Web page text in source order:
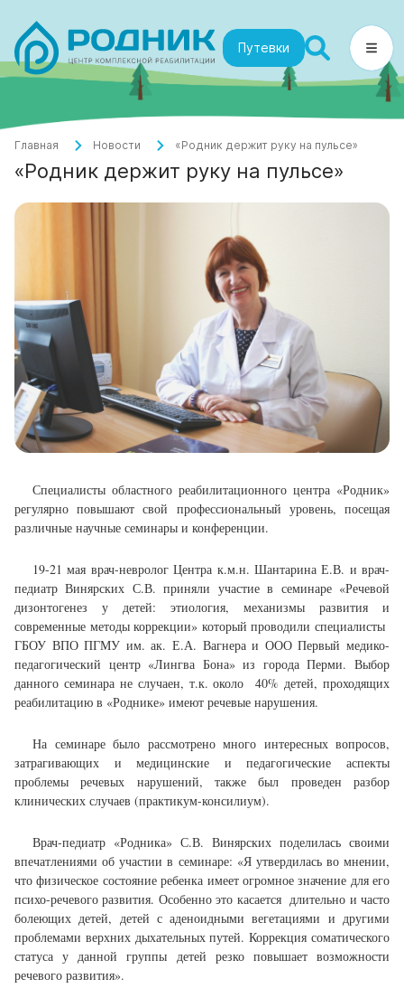
Путевки
Главная Новости «Родник держит руку на пульсе»
«Родник держит руку на пульсе»
Специалисты областного реабилитационного центра «Родник»
регулярно повышают свой профессиональный уровень, посещая
различные научные семинары и конференции.
19-21 мая врач-невролог Центра к.м.н. Шантарина Е.В. и врач-
педиатр Винярских С.В. приняли участие в семинаре «Речевой
дизонтогенез у детей: этиология, механизмы развития и
современные методы коррекции» который проводили специалисты
ГБОУ ВПО ПГМУ им. ак. Е.А. Вагнера и ООО Первый медико-
педагогический центр «Лингва Бона» из города Перми. Выбор
данного семинара не случаен, т.к. около 40% детей, проходящих
реабилитацию в «Роднике» имеют речевые нарушения.
На семинаре было рассмотрено много интересных вопросов,
затрагивающих и медицинские и педагогические аспекты
проблемы речевых нарушений, также был проведен разбор
клинических случаев (практикум-консилиум).
Врач-педиатр «Родника» С.В. Винярских поделилась своими
впечатлениями об участии в семинаре: «Я утвердилась во мнении,
что физическое состояние ребенка имеет огромное значение для его
психо-речевого развития. Особенно это касается длительно и часто
болеющих детей, детей с аденоидными вегетациями и другими
проблемами верхних дыхательных путей. Коррекция соматического
статуса у данной группы детей резко повышает возможности
речевого развития».